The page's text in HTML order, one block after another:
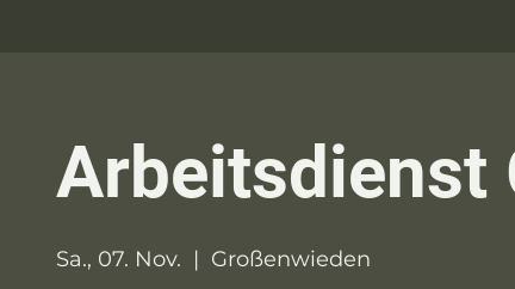
Arbeitsdienst
Sa., 07. Nov.
  |
Großenwieden